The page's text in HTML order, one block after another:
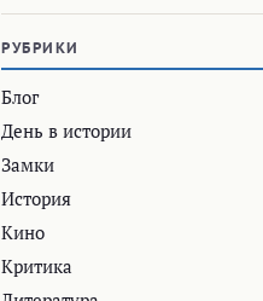
РУБРИКИ
Блог
День в истории
Замки
История
Кино
Критика